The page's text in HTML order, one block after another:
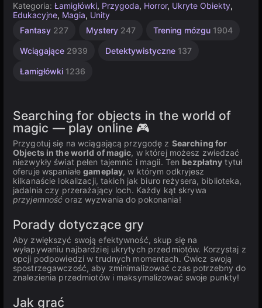
Kategoria: Łamigłówki, Przygoda, Horror, Ukryte Obiekty,
Edukacyjne, Magia, Unity
Fantasy 227 Mystery 247 Trening mózgu 1904
Wciągające 2939 Detektywistyczne 137
Łamigłówki 1236
Zręcznościowe
Jednoosobowe
Unity
3175
Searching for objects in the world of
magic — play online 🎮
Przygotuj się na wciągającą przygodę z Searching for
Objects in the world of magic, w której możesz zwiedzać
niezwykły świat pełen tajemnic i magii. Ten bezpłatny tytuł
oferuje wspaniałegameplay, w którym odkryjesz
kilkanaście lokalizacji, takich jak biuro reżysera, biblioteka,
jadalnia czy przerażający loch. Każdy kąt skrywa
przyjemność oraz wyzwania do pokonania!
Porady dotyczące gry
Aby zwiększyć swoją efektywność, skup się na
wyłapywaniu najbardziej ukrytych przedmiotów. Korzystaj z
opcji podpowiedzi w trudnych momentach. Ćwicz swoją
spostrzegawczość, aby zminimalizować czas potrzebny do
znalezienia przedmiotów i maksymalizować swoje punkty!
Jak grać